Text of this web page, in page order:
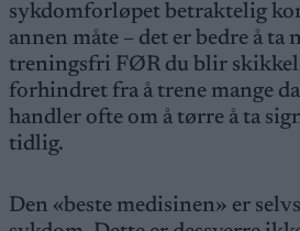
sykdomforløpet betraktelig
annen måte – det er bedre å ta
treningsfri FØR du blir
forhindret fra å trene mange
handler ofte om å tørre å ta
tidlig.
Den «beste medisinen» er